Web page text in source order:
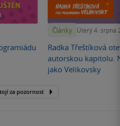
Články Úterý 4. srpna
Radka Třeštíková
autorskou kapitolu.
jako Velikovsky
za pozornost